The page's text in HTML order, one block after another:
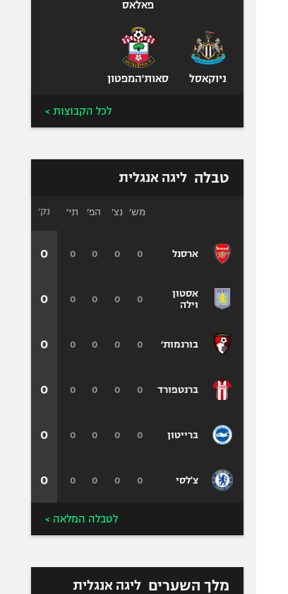
פאלאס
ניוקאסל סאות'המפטון
לכל הקבוצות >
טבלה ליגה אנגלית
ארסנל
אסטון
וילה
בורנמות׳
ברנטפורד
ברייטון
צ'לסי
מש׳ נצ׳ הפ׳ תי׳
0
0
0
0
0
0
0
0
0
0
0
0
0
0
0
0
0
0
0
0
0
0
0
0
נק׳
0
0
0
0
0
0
לטבלה המלאה >
מלך השערים ליגה אנגלית